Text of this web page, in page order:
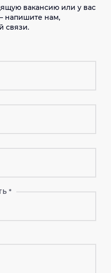
вакансию или у вас
напишите нам,
связи.
*